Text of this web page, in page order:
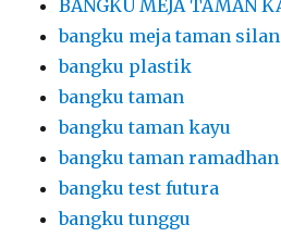
BANGKU MEJA TAMAN
bangku meja taman
bangku plastik
bangku taman
bangku taman kayu
bangku taman ramadhan
bangku test futura
bangku tunggu